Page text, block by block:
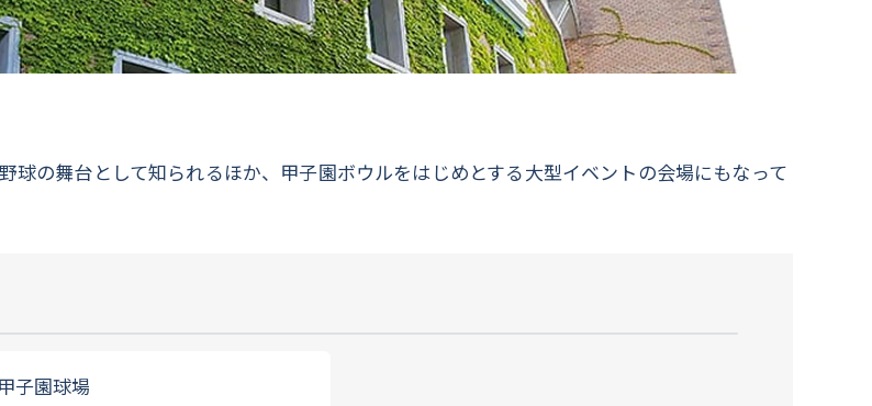
球の舞台として知られるほか、甲子園ボウルをはじめとする大型イベントの会場にもなって
子園球場